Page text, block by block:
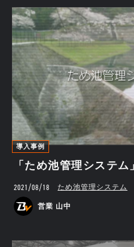
導入事例
「ため池管理システ
2021/08/18 ため池管理システム
営業 山中